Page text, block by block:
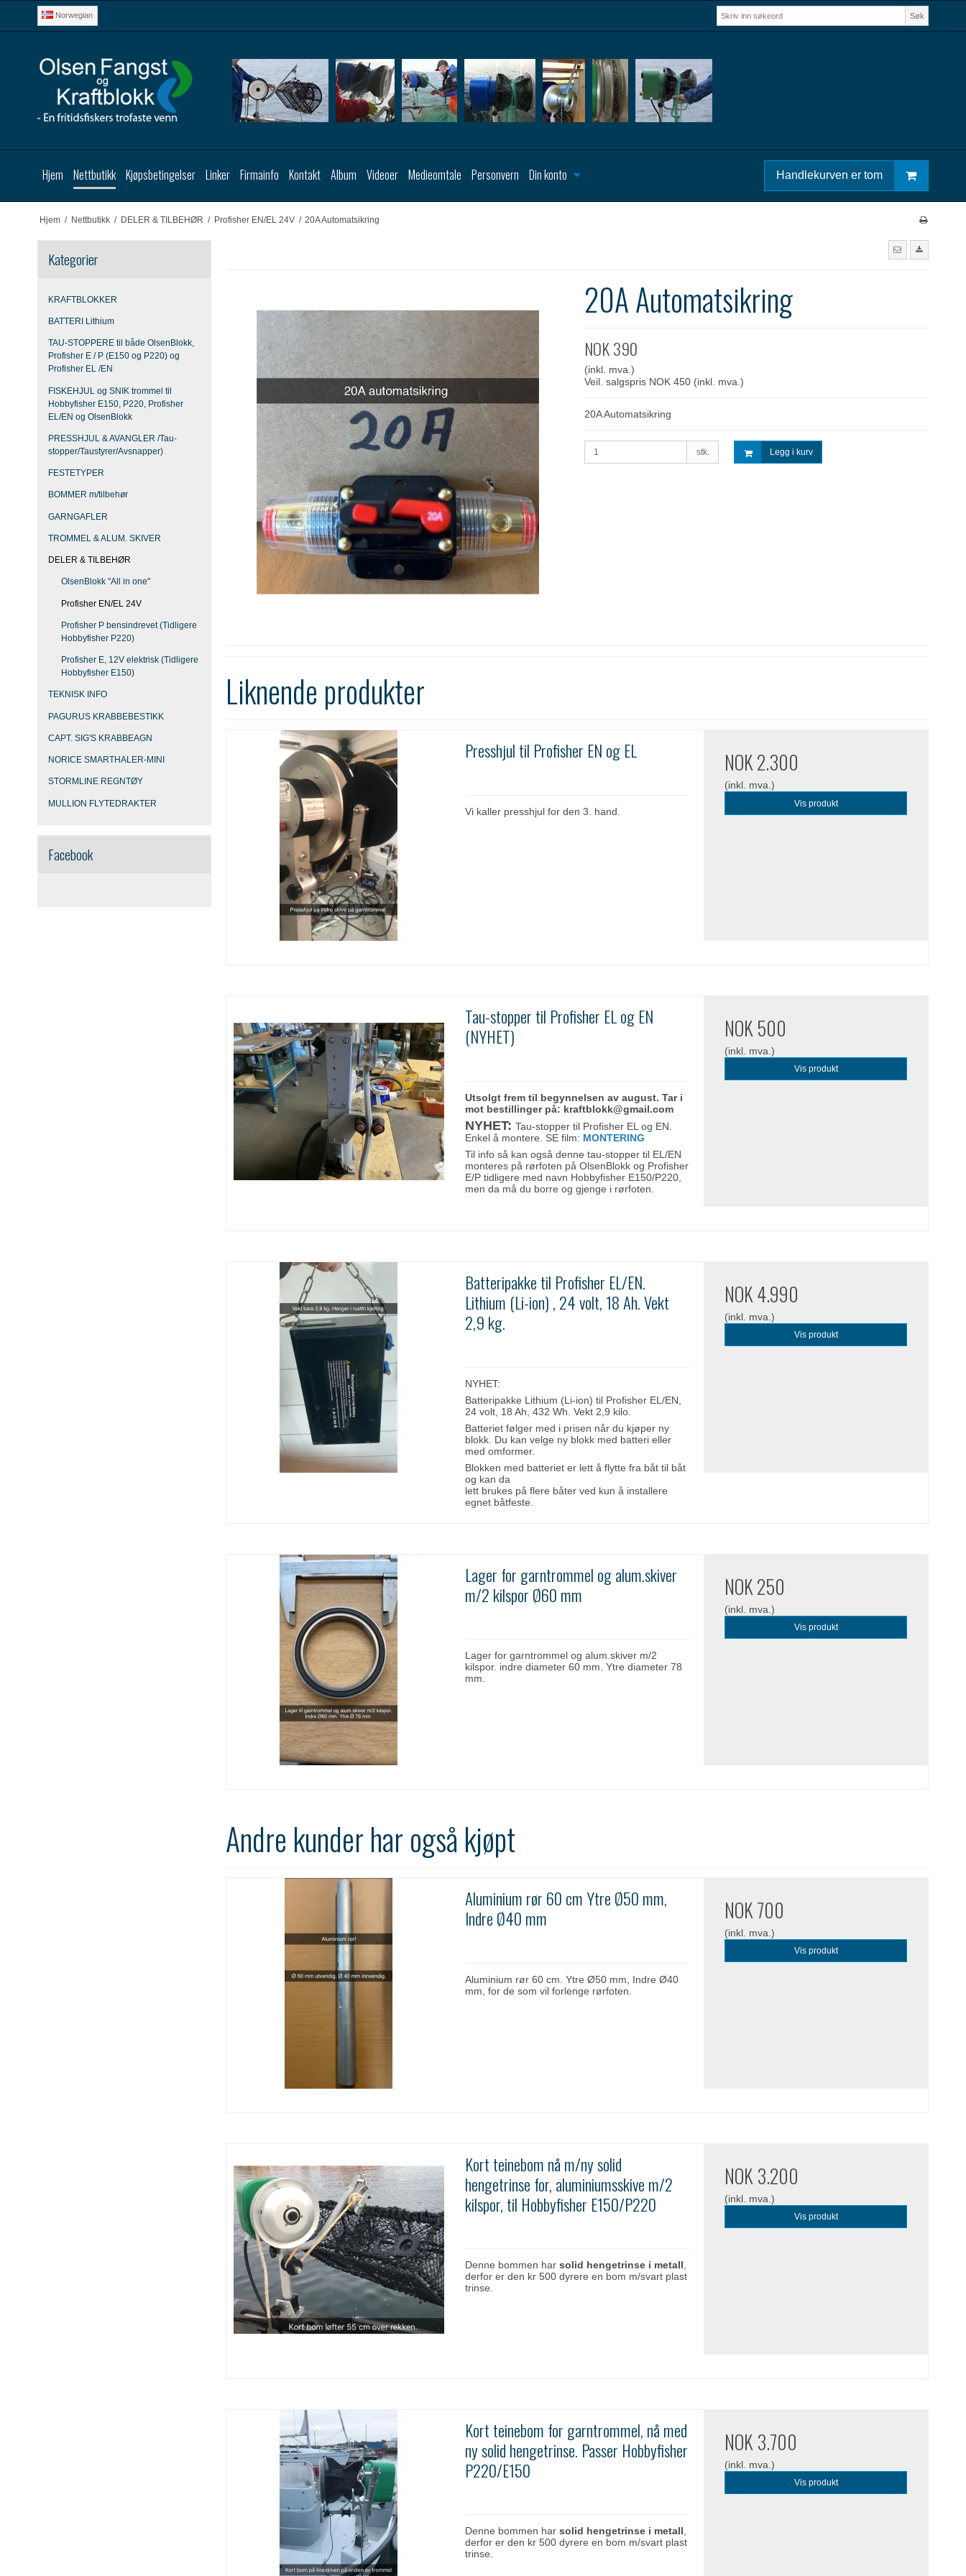
Norwegian Søk
Hjem Nettbutikk Kjøpsbetingelser Linker Firmainfo Kontakt Album Videoer Medieomtale Personvern Din konto Handlekurven er tom
Hjem / Nettbutikk / DELER & TILBEHØR / Profisher EN/EL 24V / 20A Automatsikring
Kategorier
KRAFTBLOKKER
BATTERI Lithium
TAU-STOPPERE til både OlsenBlokk,
Profisher E / P (E150 og P220) og
Profisher EL /EN
FISKEHJUL og SNIK trommel til
Hobbyfisher E150, P220, Profisher
EL/EN og OlsenBlokk
PRESSHJUL & AVANGLER /Tau-
stopper/Taustyrer/Avsnapper)
FESTETYPER
BOMMER m/tilbehør
GARNGAFLER
TROMMEL & ALUM. SKIVER
DELER & TILBEHØR
OlsenBlokk "All in one"
Profisher EN/EL 24V
Profisher P bensindrevet (Tidligere
Hobbyfisher P220)
Profisher E, 12V elektrisk (Tidligere
Hobbyfisher E150)
TEKNISK INFO
PAGURUS KRABBEBESTIKK
CAPT. SIG'S KRABBEAGN
NORICE SMARTHALER-MINI
STORMLINE REGNTØY
MULLION FLYTEDRAKTER
Facebook
20A Automatsikring
NOK 390
(inkl. mva.)
Veil. salgspris NOK 450 (inkl. mva.)
20A Automatsikring
stk. Legg i kurv
Liknende produkter
Presshjul til Profisher EN og EL
Vi kaller presshjul for den 3. hand.
NOK 2.300
(inkl. mva.)
Vis produkt
Tau-stopper til Profisher EL og EN
(NYHET)
Utsolgt frem til begynnelsen av august. Tar i
mot bestillinger på: kraftblokk@gmail.com
NYHET:Tau-stopper til Profisher EL og EN.
Enkel å montere. SE film: MONTERING
Til info så kan også denne tau-stopper til EL/EN
monteres på rørfoten på OlsenBlokk og Profisher
E/P tidligere med navn Hobbyfisher E150/P220,
men da må du borre og gjenge i rørfoten.
NOK 500
(inkl. mva.)
Vis produkt
Batteripakke til Profisher EL/EN.
Lithium (Li-ion) , 24 volt, 18 Ah. Vekt
2,9 kg.
NYHET:
Batteripakke Lithium (Li-ion) til Profisher EL/EN,
24 volt, 18 Ah, 432 Wh. Vekt 2,9 kilo.
Batteriet følger med i prisen når du kjøper ny
blokk. Du kan velge ny blokk med batteri eller
med omformer.
Blokken med batteriet er lett å flytte fra båt til båt
og kan da
lett brukes på flere båter ved kun å installere
egnet båtfeste.
NOK 4.990
(inkl. mva.)
Vis produkt
Lager for garntrommel og alum.skiver
m/2 kilspor Ø60 mm
Lager for garntrommel og alum.skiver m/2
kilspor. indre diameter 60 mm. Ytre diameter 78
mm.
NOK 250
(inkl. mva.)
Vis produkt
Andre kunder har også kjøpt
Aluminium rør 60 cm Ytre Ø50 mm,
Indre Ø40 mm
Aluminium rør 60 cm. Ytre Ø50 mm, Indre Ø40
mm, for de som vil forlenge rørfoten.
NOK 700
(inkl. mva.)
Vis produkt
Kort teinebom nå m/ny solid
hengetrinse for, aluminiumsskive m/2
kilspor, til Hobbyfisher E150/P220
Denne bommen har solid hengetrinse i metall,
derfor er den kr 500 dyrere en bom m/svart plast
trinse.
NOK 3.200
(inkl. mva.)
Vis produkt
Kort teinebom for garntrommel, nå med
ny solid hengetrinse. Passer Hobbyfisher
P220/E150
Denne bommen harsolid hengetrinse i metall,
derfor er den kr 500 dyrere en bom m/svart plast
trinse.
NOK 3.700
(inkl. mva.)
Vis produkt